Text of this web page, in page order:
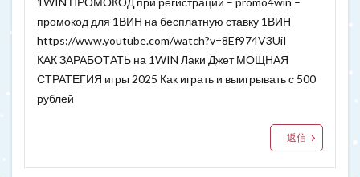
промокод для 1ВИН на бесплатную ставку 1ВИН
https://www.youtube.com/watch?v=8Ef974V3UiI
КАК ЗАРАБОТАТЬ на 1WIN Лаки Джет МОЩНАЯ
СТРАТЕГИЯ игры 2025 Как играть и выигрывать с 500
рублей
返信